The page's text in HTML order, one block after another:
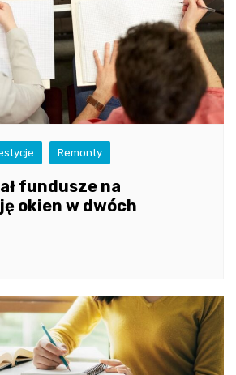
Remonty
fundusze na
okien w dwóch